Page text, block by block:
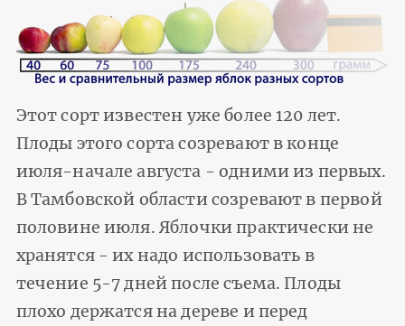
Этот сорт известен уже более 120 лет.
Плоды этого сорта созревают в конце
июля-начале августа - одними из первых.
В Тамбовской области созревают в первой
половине июля. Яблочки практически не
хранятся - их надо использовать в
течение 5-7 дней после съема. Плоды
плохо держатся на дереве и перед